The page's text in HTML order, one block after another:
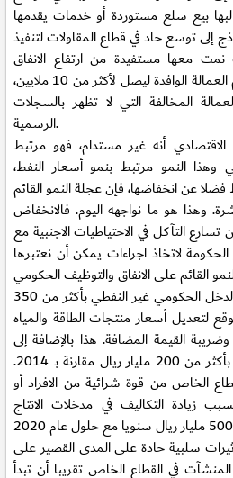
بيع سلع مستوردة أو خدمات يقدمها
إلى توسع حاد في قطاع المقاولات لتنفيذ
نمت معها مستفيدة من ارتفاع الانفاق
الحكومي، وتزايد مع ذلك حجم العمالة الوافدة ليصل لأكثر من 10 ملايين،
المخالفة التي لا تظهر بالسجلات
الرسمية.
أنه غير مستدام، فهو مرتبط
وهذا النمو مرتبط بنمو أسعار النفط،
عن انخفاضها، فإن عجلة النمو القائم
وهذا هو ما نواجهه اليوم. فالانخفاض
التآكل في الاحتياطيات الاجنبية مع
لاتخاذ اجراءات يمكن أن نعتبرها
يستهدف برنامج التوازن زيادة الدخل الحكومي غير النفطي بأكثر من 350
لتعديل أسعار منتجات الطاقة والمياه
القيمة المضافة. هذا بالإضافة إلى
تقليص الانفاق على المشاريع بأكثر من 200 مليار ريال مقارنة بـ 2014.
الخاص من قوة شرائية من الافراد أو
زيادة التكاليف في مدخلات الانتاج
سلبية حادة على المدى القصير على
في القطاع الخاص تقريبا أن تبدأ